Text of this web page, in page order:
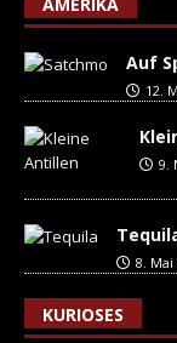
Auf
12.
9.
8. Mai
KURIOSES